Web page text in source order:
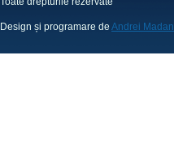
Design și programare de Andrei Madan